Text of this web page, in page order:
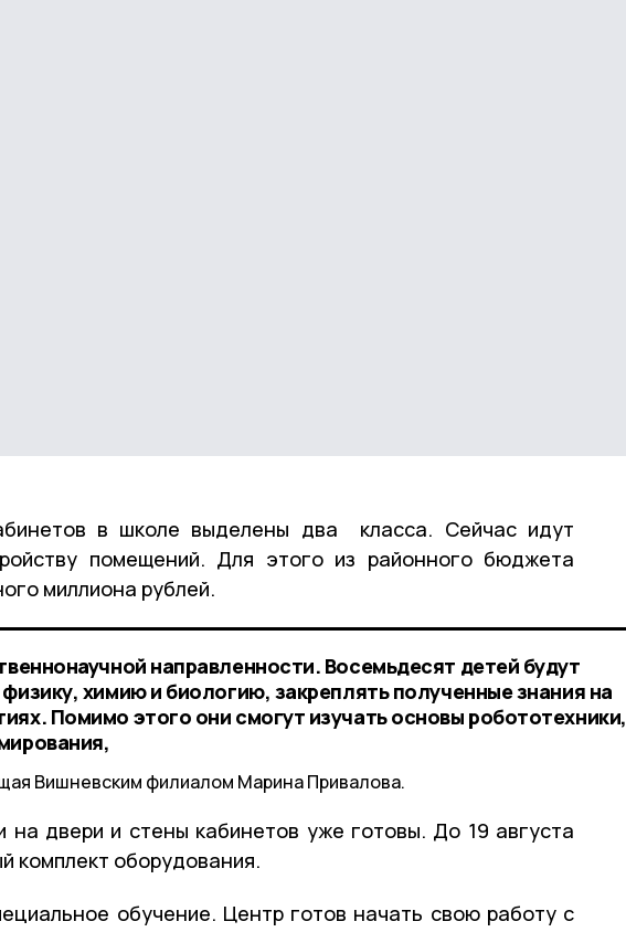
в школе выделены два класса. Сейчас идут
помещений. Для этого из районного бюджета
миллиона рублей.
направленности. Восемьдесят детей будут
химию и биологию, закреплять полученные знания на
Помимо этого они смогут изучать основы робототехники,
Вишневским филиалом Марина Привалова.
на двери и стены кабинетов уже готовы. До 19 августа
комплект оборудования.
обучение. Центр готов начать свою работу с